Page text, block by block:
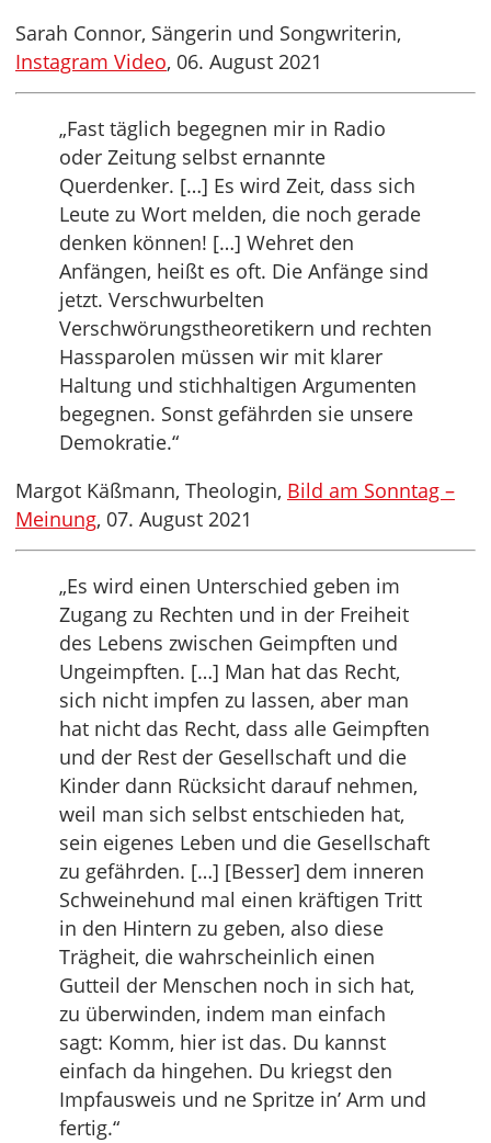
Sarah Connor, Sängerin und Songwriterin,
Instagram Video, 06. August 2021
„Fast täglich begegnen mir in Radio
oder Zeitung selbst ernannte
Querdenker. […] Es wird Zeit, dass sich
Leute zu Wort melden, die noch gerade
denken können! […] Wehret den
Anfängen, heißt es oft. Die Anfänge sind
jetzt. Verschwurbelten
Verschwörungstheoretikern und rechten
Hassparolen müssen wir mit klarer
Haltung und stichhaltigen Argumenten
begegnen. Sonst gefährden sie unsere
Demokratie.“
Margot Käßmann, Theologin, Bild am Sonntag –
Meinung, 07. August 2021
„Es wird einen Unterschied geben im
Zugang zu Rechten und in der Freiheit
des Lebens zwischen Geimpften und
Ungeimpften. […] Man hat das Recht,
sich nicht impfen zu lassen, aber man
hat nicht das Recht, dass alle Geimpften
und der Rest der Gesellschaft und die
Kinder dann Rücksicht darauf nehmen,
weil man sich selbst entschieden hat,
sein eigenes Leben und die Gesellschaft
zu gefährden. […] [Besser] dem inneren
Schweinehund mal einen kräftigen Tritt
in den Hintern zu geben, also diese
Trägheit, die wahrscheinlich einen
Gutteil der Menschen noch in sich hat,
zu überwinden, indem man einfach
sagt: Komm, hier ist das. Du kannst
einfach da hingehen. Du kriegst den
Impfausweis und ne Spritze in’ Arm und
fertig.“